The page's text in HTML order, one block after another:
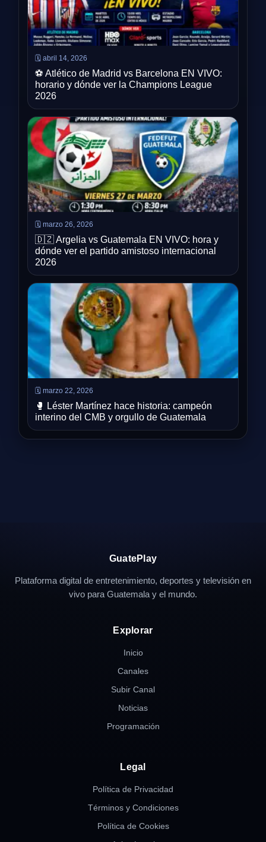
🗓️ abril 14, 2026
⚽ Atlético de Madrid vs Barcelona EN VIVO:
horario y dónde ver la Champions League
2026
🗓️ marzo 26, 2026
🇩🇿 Argelia vs Guatemala EN VIVO: hora y
dónde ver el partido amistoso internacional
2026
🗓️ marzo 22, 2026
🥊 Léster Martínez hace historia: campeón
interino del CMB y orgullo de Guatemala
GuatePlay
Plataforma digital de entretenimiento, deportes y televisión en
vivo para Guatemala y el mundo.
Explorar
Inicio
Canales
Subir Canal
Noticias
Programación
Legal
Política de Privacidad
Términos y Condiciones
Política de Cookies